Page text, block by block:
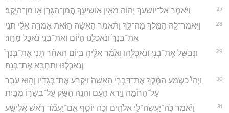
27 וַיֹּ֙אמֶר֙ אַל־יוֹשִׁעֵ֣ךְ יְהוָ֔ה מֵאַ֖יִן אֽוֹשִׁיעֵ֑ךְ הֲמִן־הַגֹּ֖רֶן א֥וֹ מִן־הַיָּֽקֶב׃
28
וַיֹּֽאמֶר־לָ֥הּ הַמֶּ֖לֶךְ מַה־לָּ֑ךְ וַתֹּ֗אמֶר הָאִשָּׁ֨ה הַזֹּ֜את אָמְרָ֣ה אֵלַ֗י תְּנִ֤י
אֶת־בְּנֵךְ֙ וְנֹאכְלֶ֣נּוּ הַיּ֔וֹם וְאֶת־בְּנִ֖י נֹאכַ֥ל מָחָֽר׃
29
וַנְּבַשֵּׁ֥ל אֶת־בְּנִ֖י וַנֹּֽאכְלֵ֑הוּ וָאֹמַ֨ר אֵלֶ֜יהָ בַּיּ֣וֹם הָאַחֵ֗ר תְּנִ֤י אֶת־בְּנֵךְ֙
וְנֹ֣אכְלֶ֔נּוּ וַתַּחְבִּ֖א אֶת־בְּנָֽהּ׃
30
וַיְהִי֩ כִשְׁמֹ֨עַ הַמֶּ֜לֶךְ אֶת־דִּבְרֵ֤י הָֽאִשָּׁה֙ וַיִּקְרַ֣ע אֶת־בְּגָדָ֔יו וְה֖וּא עֹבֵ֣ר
עַל־הַחֹמָ֑ה וַיַּ֣רְא הָעָ֔ם וְהִנֵּ֥ה הַשַּׂ֛ק עַל־בְּשָׂר֖וֹ מִבָּֽיִת׃
31
וַיֹּ֕אמֶר כֹּֽה־יַעֲשֶׂה־לִּ֥י אֱלֹהִ֖ים וְכֹ֣ה יוֹסִ֑ף אִֽם־יַעֲמֹ֞ד רֹ֣אשׁ אֱלִישָׁ֧ע